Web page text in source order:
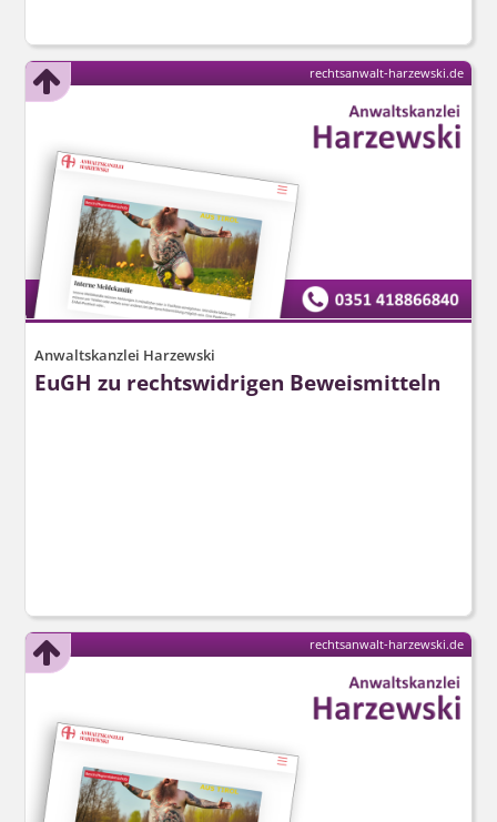
Anwaltskanzlei Harzewski
EuGH zu rechtswidrigen Beweismitteln
rechtsanwalt-harzewski.de
rechtsanwalt-harzewski.de